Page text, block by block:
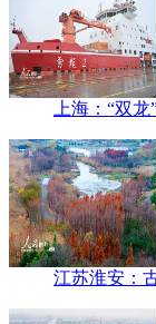
上海：“双龙
江苏淮安：